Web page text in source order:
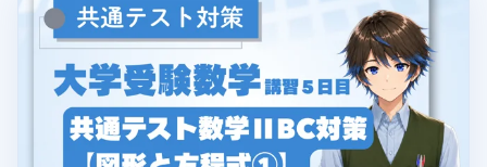
▼オンライン塾 まなVっと！
自宅から参加できるオンライン塾です。夏期講習はク
ーポン適用で完全無料受講できます！
詳細・お申し込みはこちら
https://mana-vit.com/open2026